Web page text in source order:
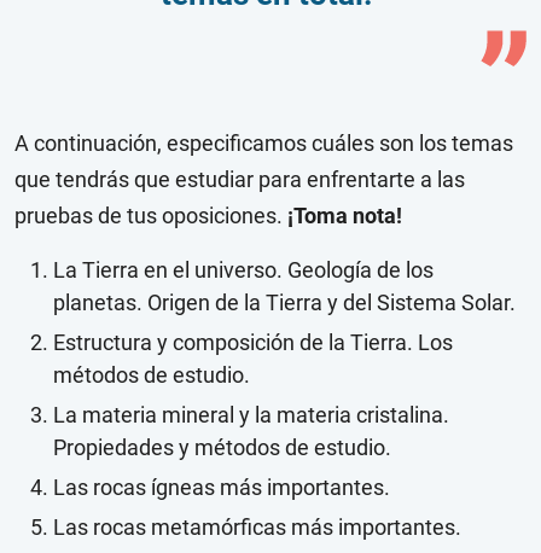
A continuación, especificamos cuáles son los temas
que tendrás que estudiar para enfrentarte a las
pruebas de tus oposiciones. ¡Toma nota!
La Tierra en el universo. Geología de los
planetas. Origen de la Tierra y del Sistema Solar.
Estructura y composición de la Tierra. Los
métodos de estudio.
La materia mineral y la materia cristalina.
Propiedades y métodos de estudio.
Las rocas ígneas más importantes.
Las rocas metamórficas más importantes.